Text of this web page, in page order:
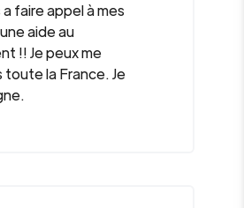
faire appel à mes
aide au
!! Je peux me
la France. Je